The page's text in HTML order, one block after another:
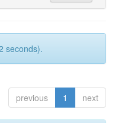
seconds).
previous 1 next